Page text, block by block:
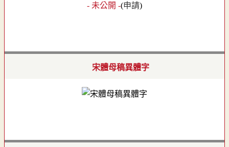
- 未公開 -(申請)
宋體母稿異體字